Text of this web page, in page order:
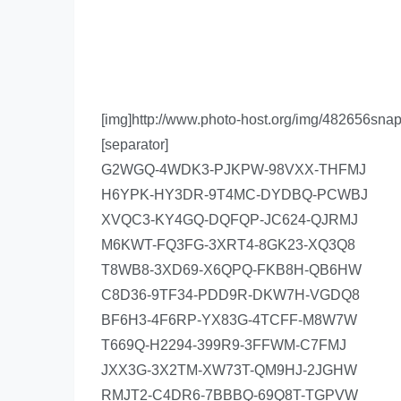
[img]http://www.photo-host.org/img/
[separator]
G2WGQ-4WDK3-PJKPW-98VXX-THFMJ
H6YPK-HY3DR-9T4MC-DYDBQ-PCWBJ
XVQC3-KY4GQ-DQFQP-JC624-QJRMJ
M6KWT-FQ3FG-3XRT4-8GK23-XQ3Q8
T8WB8-3XD69-X6QPQ-FKB8H-QB6HW
C8D36-9TF34-PDD9R-DKW7H-VGDQ8
BF6H3-4F6RP-YX83G-4TCFF-M8W7W
T669Q-H2294-399R9-3FFWM-C7FMJ
JXX3G-3X2TM-XW73T-QM9HJ-2JGHW
RMJT2-C4DR6-7BBBQ-69Q8T-TGPVW